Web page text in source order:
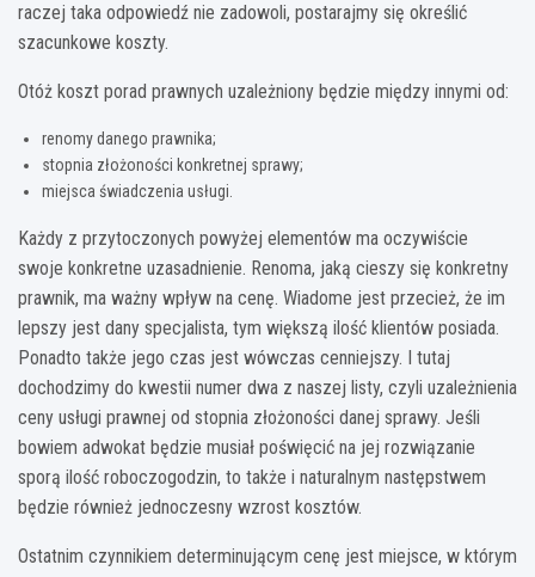
raczej taka odpowiedź nie zadowoli, postarajmy się określić
szacunkowe koszty.
Otóż koszt porad prawnych uzależniony będzie między innymi od:
renomy danego prawnika;
stopnia złożoności konkretnej sprawy;
miejsca świadczenia usługi.
Każdy z przytoczonych powyżej elementów ma oczywiście
swoje konkretne uzasadnienie. Renoma, jaką cieszy się konkretny
prawnik, ma ważny wpływ na cenę. Wiadome jest przecież, że im
lepszy jest dany specjalista, tym większą ilość klientów posiada.
Ponadto także jego czas jest wówczas cenniejszy. I tutaj
dochodzimy do kwestii numer dwa z naszej listy, czyli uzależnienia
ceny usługi prawnej od stopnia złożoności danej sprawy. Jeśli
bowiem adwokat będzie musiał poświęcić na jej rozwiązanie
sporą ilość roboczogodzin, to także i naturalnym następstwem
będzie również jednoczesny wzrost kosztów.
Ostatnim czynnikiem determinującym cenę jest miejsce, w którym